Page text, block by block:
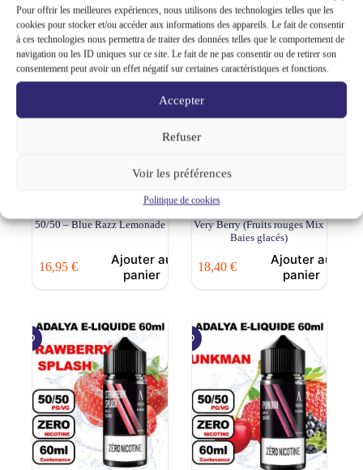
Pour offrir les meilleures expériences, nous utilisons des technologies telles que les
cookies pour stocker et/ou accéder aux informations des appareils. Le fait de consentir
à ces technologies nous permettra de traiter des données telles que le comportement de
navigation ou les ID uniques sur ce site. Le fait de ne pas consentir ou de retirer son
consentement peut avoir un effet négatif sur certaines caractéristiques et fonctions.
Accepter
Refuser
Voir les préférences
Politique de cookies
E-Liquide Goo Puff 0mg 50ml
50/50 – Blue Razz Lemonade
16,95 €
Ajouter au
panier
ADALYA e-liquide 0mg 50ml
Very Berry (Fruits rouges Mix
Baies glacés)
18,40€
Ajouter au
panier